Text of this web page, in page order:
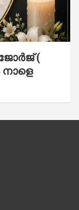
ജോ​ർ​ജ് (
നാളെ